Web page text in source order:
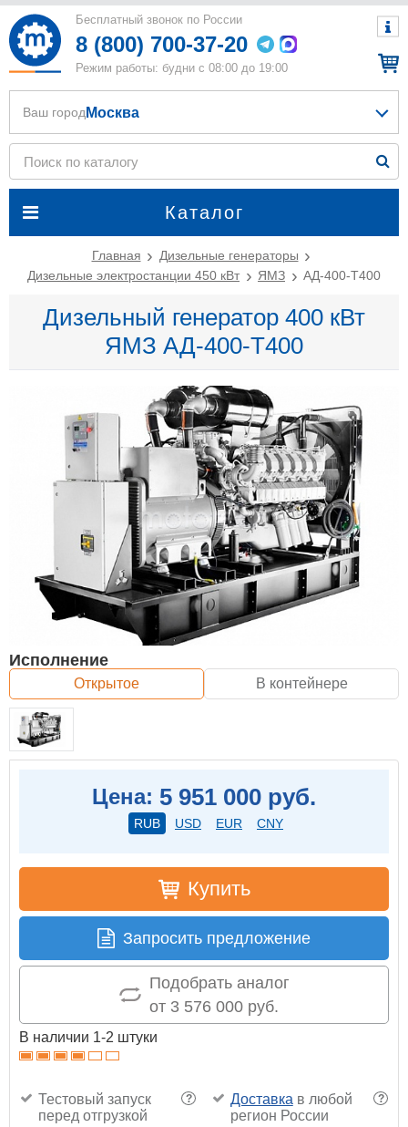
Бесплатный звонок по России
8 (800) 700-37-20
Режим работы: будни с 08:00 до 19:00
Каталог
Ваш город Москва
Главная
Дизельные генераторы
Дизельные электростанции 450 кВт
ЯМЗ АД-400-T400
Дизельный генератор 400 кВт
ЯМЗ АД-400-T400
Исполнение
Открытое В контейнере
Цена: 5 951 000 руб.
RUB USD EUR CNY
Купить
Запросить предложение
Подобрать аналог
от 3 576 000 руб.
В наличии 1-2 штуки
?
Тестовый запуск
перед отгрузкой
?
Доставка в любой
регион России